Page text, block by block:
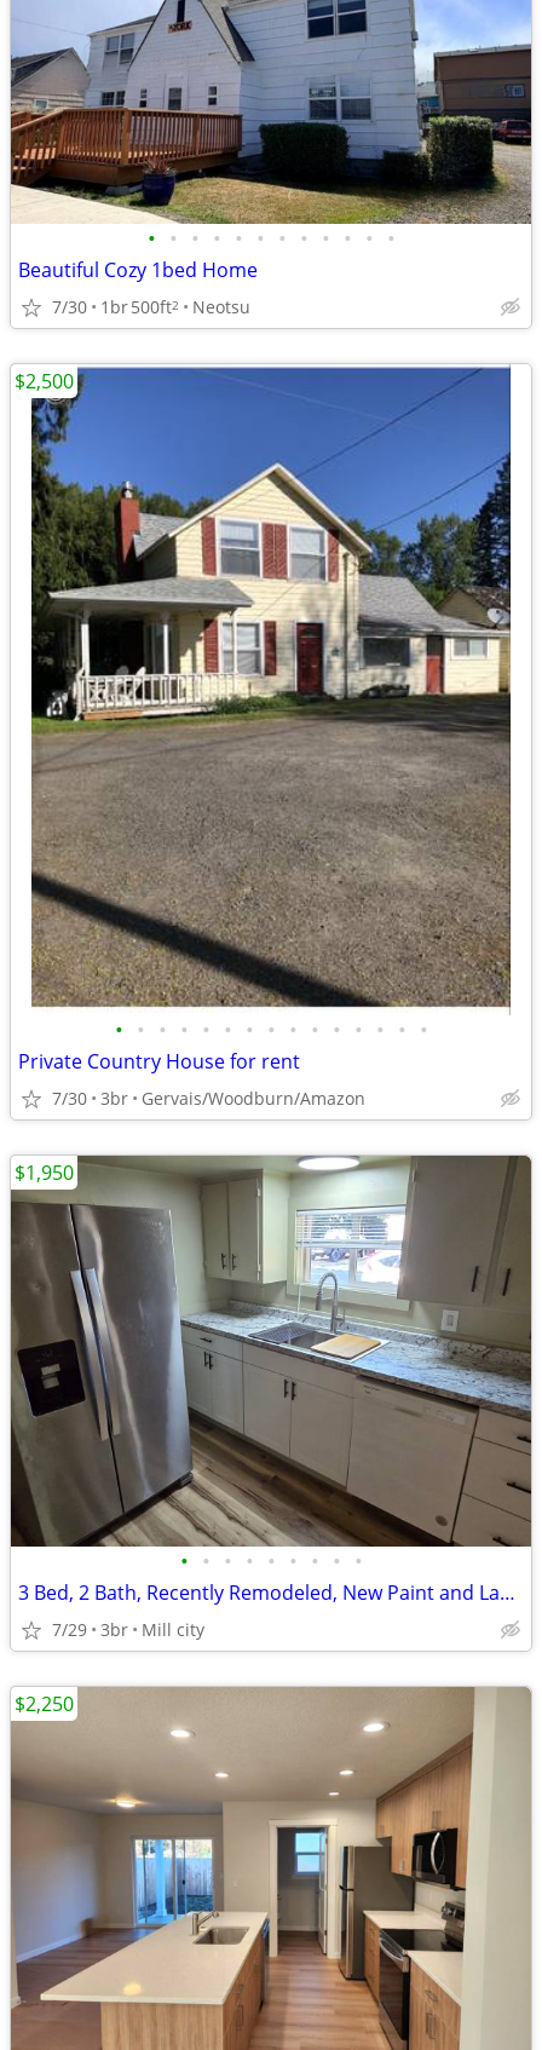
• • • • • • • • • • • •
Beautiful Cozy 1bed Home
7/30 1br500ft2 Neotsu
• • • • • • • • • • • • • • •
Private Country House for rent
7/30 3br Gervais/Woodburn/Amazon
$2,500
• • • • • • • • •
3 Bed, 2 Bath, Recently Remodeled, New Paint and Laminate Flooring
7/29 3br Mill city
$1,950
$2,250